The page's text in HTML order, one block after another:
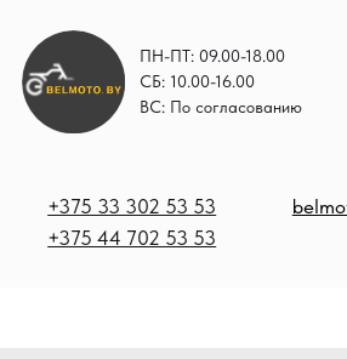
ПН-ПТ: 09.00-18.00
СБ: 10.00-16.00
ВС: По согласованию